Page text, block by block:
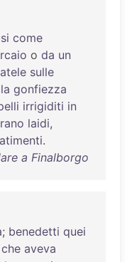
come
o da un
sulle
gonfiezza
irrigiditi in
laidi,
.
a Finalborgo
; benedetti quei
che aveva